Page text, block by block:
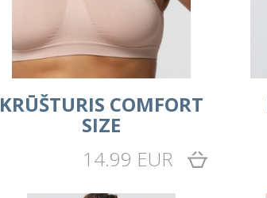
KRŪŠTURIS COMFORT
SIZE
14.99 EUR